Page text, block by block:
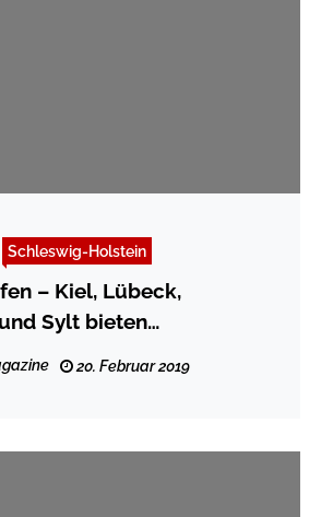
Schleswig-Holstein
– Kiel, Lübeck,
Sylt bieten
Schutz
20. Februar 2019